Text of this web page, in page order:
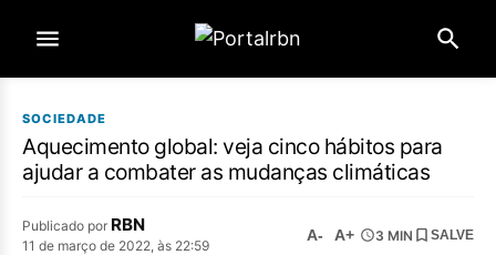
SOCIEDADE
Aquecimento global: veja cinco hábitos para
ajudar a combater as mudanças climáticas
Publicado por RBN
11 de março de 2022, às 22:59
A- A+ 3 MIN SALVE